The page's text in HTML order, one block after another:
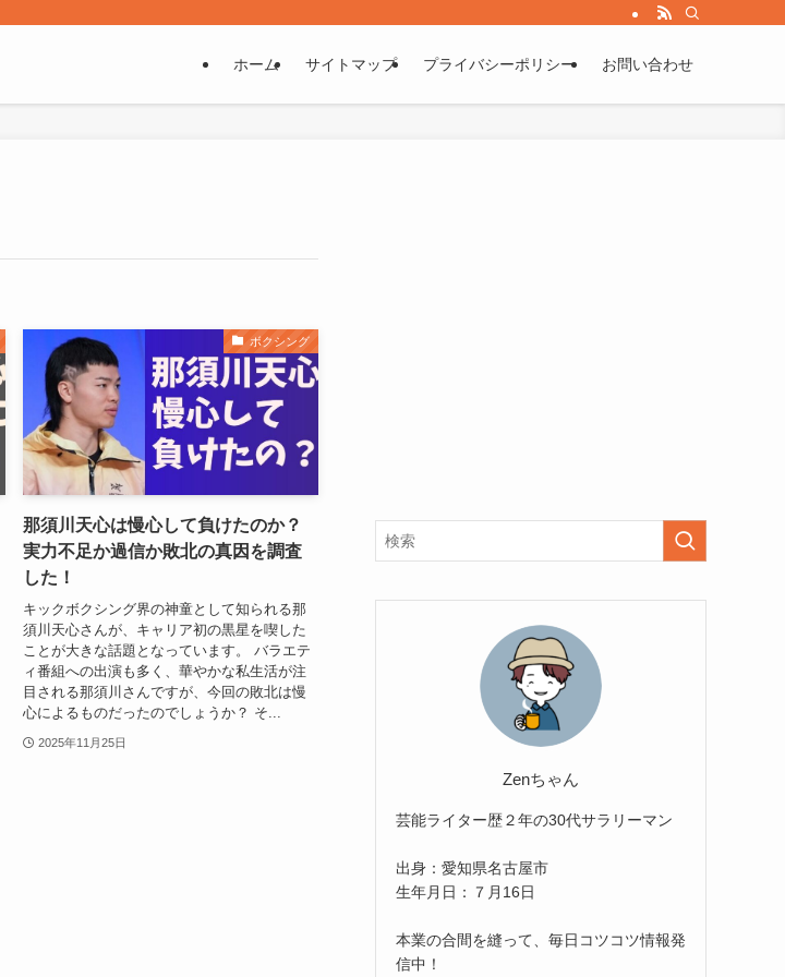
ホーム サイトマップ プライバシーポリシー お問い合わせ
ボクシング
那須川天心は慢心して負けたのか？
実力不足か過信か敗北の真因を調査
した！
キックボクシング界の神童として知られる那
須川天心さんが、キャリア初の黒星を喫した
ことが大きな話題となっています。 バラエテ
ィ番組への出演も多く、華やかな私生活が注
目される那須川さんですが、今回の敗北は慢
心によるものだったのでしょうか？ そ...
2025年11月25日
Zenちゃん
芸能ライター歴２年の30代サラリーマン
出身：愛知県名古屋市
生年月日：７月16日
本業の合間を縫って、毎日コツコツ情報発
信中！